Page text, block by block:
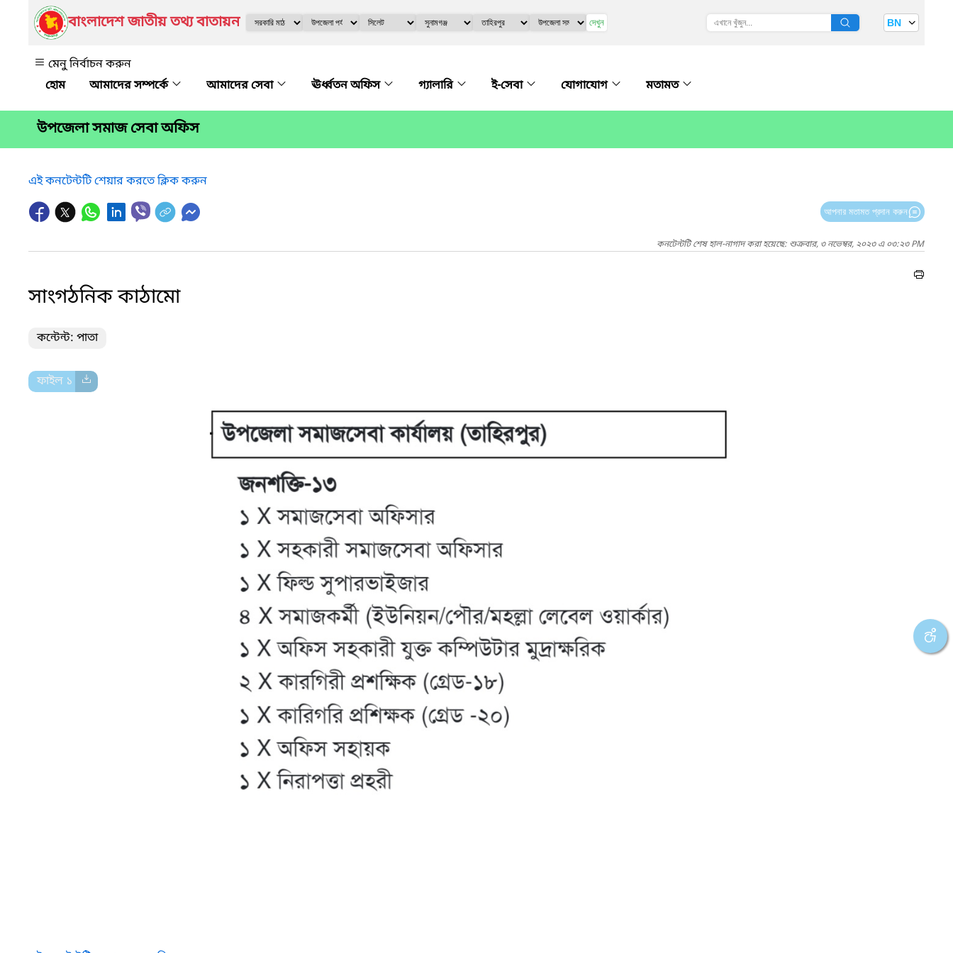
বাংলাদেশ জাতীয় তথ্য বাতায়ন দেখুন BN
মেনু নির্বাচন করুন
আমাদের সম্পর্কে
আমাদের সেবা ঊর্ধ্বতন অফিস গ্যালারি ই-সেবা যোগাযোগ মতামত
উপজেলা সমাজ সেবা অফিস
এই কনটেন্টটি শেয়ার করতে ক্লিক করুন
আপনার মতামত প্রদান করুন
কনটেন্টটি শেষ হাল-নাগাদ করা হয়েছে: শুক্রবার, ৩ নভেম্বর, ২০২৩ এ ০৩:২৩ PM
সাংগঠনিক কাঠামো
কন্টেন্ট: পাতা
ফাইল ১